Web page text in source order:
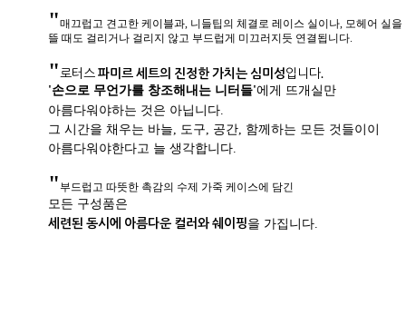
"매끄럽고 견고한 케이블과, 니들팁의 체결로 레이스 실이나, 모헤어 실을
뜰 때도 걸리거나 걸리지 않고 부드럽게 미끄러지듯 연결됩니다.
"로터스파미르 세트의 진정한 가치는 심미성입니다.
'손으로 무언가를 창조해내는 니터들'에게 뜨개실만
아름다워야하는 것은 아닙니다.
그 시간을 채우는 바늘, 도구, 공간, 함께하는 모든 것들이이
아름다워야한다고 늘 생각합니다.
" 부드럽고 따뜻한 촉감의 수제 가죽 케이스에 담긴
모든 구성품은
세련된 동시에 아름다운 컬러와 쉐이핑을 가집니다.